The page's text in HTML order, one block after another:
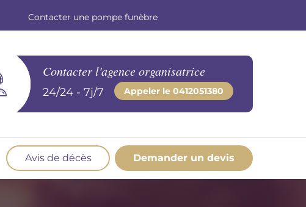
Contacter une pompe funèbre
Contacter l'agence organisatrice
24/24 - 7j/7 Appeler le 0412051380
Avis de décès Demander un devis